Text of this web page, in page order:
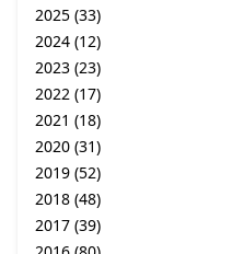
2025 (33)
2024 (12)
2023 (23)
2022 (17)
2021 (18)
2020 (31)
2019 (52)
2018 (48)
2017 (39)